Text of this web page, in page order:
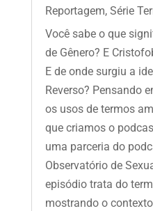
Reportagem, Série
Você sabe o que
de Gênero? E
E de onde surgiu a
Reverso? Pensando
os usos de termos
que criamos o
uma parceria do
Observatório de
episódio trata do
mostrando o